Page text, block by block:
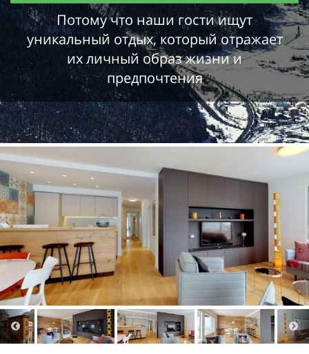
Потому что наши гости ищут
уникальный отдых, который отражает
их личный образ жизни и
предпочтения